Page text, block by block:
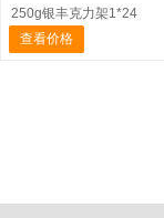
250g银丰克力架1*24
查看价格